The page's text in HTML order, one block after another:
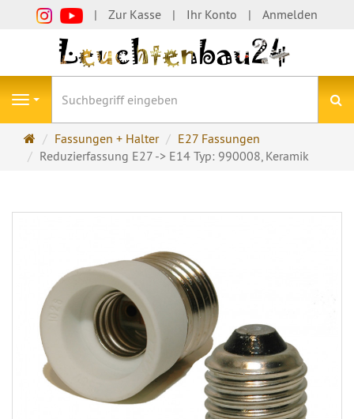
Zur Kasse Ihr Konto Anmelden
Navigation
Startseite
Fassungen + Halter
E27 Fassungen
Reduzierfassung E27 -> E14 Typ: 990008, Keramik